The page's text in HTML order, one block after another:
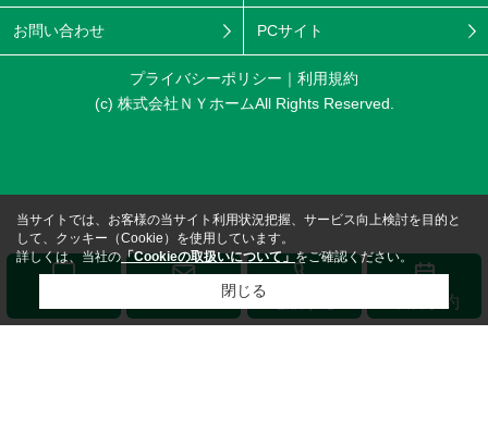
お問い合わせ PCサイト
プライバシーポリシー
利用規約
(c) 株式会社ＮＹホームAll Rights Reserved.
来店予約
当サイトでは、お客様の当サイト利用状況把握、サービス向上検討を目的と
して、クッキー（Cookie）を使用しています。
詳しくは、当社の 「Cookieの取扱いについて」をご確認ください。
閉じる